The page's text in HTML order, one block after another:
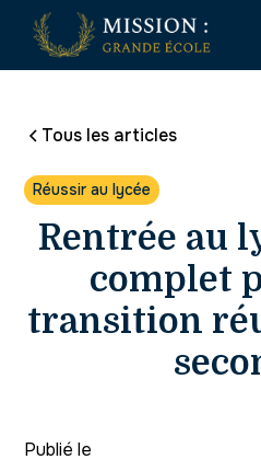
Tous les articles
Réussir au lycée
Rentrée au
complet
transition
Publié le